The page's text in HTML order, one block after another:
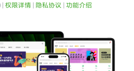
| 权限详情 | 隐私协议 | 功能介绍